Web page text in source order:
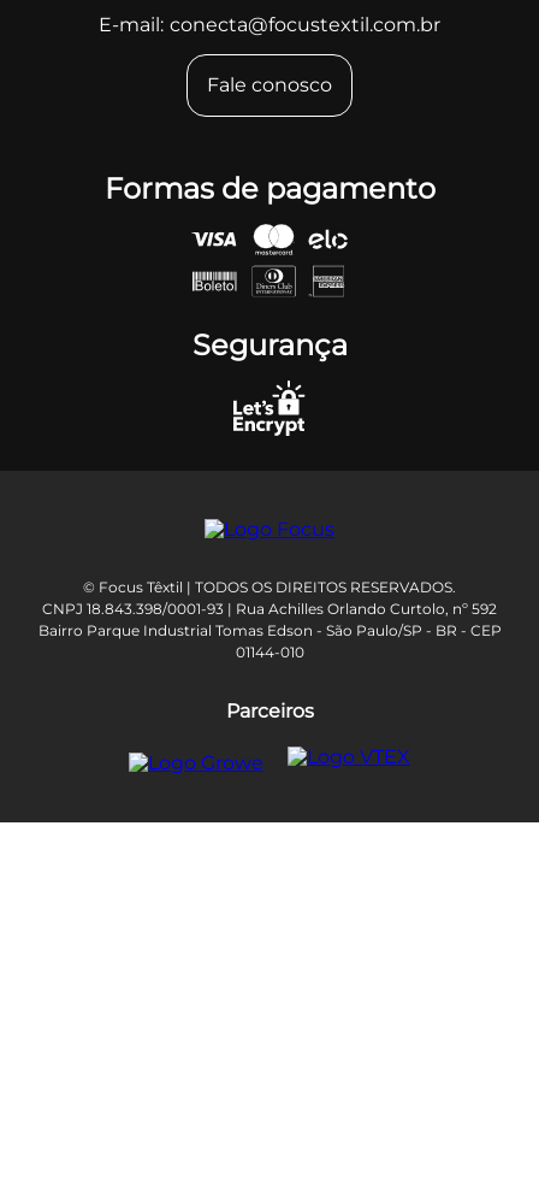
E-mail: conecta@focustextil.com.br
Fale conosco
Formas de pagamento
Segurança
© Focus Têxtil | TODOS OS DIREITOS RESERVADOS.
CNPJ 18.843.398/0001-93 | Rua Achilles Orlando Curtolo, nº 592
Bairro Parque Industrial Tomas Edson - São Paulo/SP - BR - CEP
01144-010
Parceiros